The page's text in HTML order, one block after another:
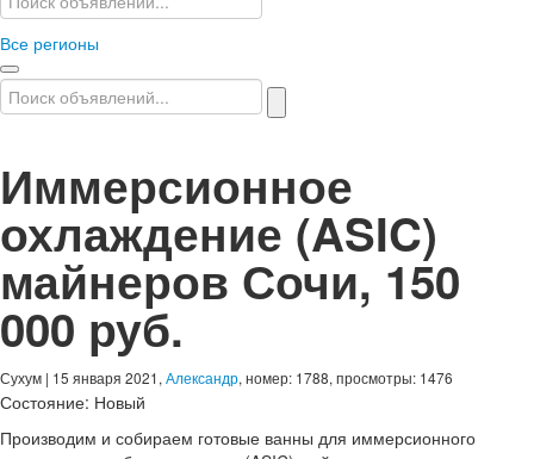
Все регионы
Иммерсионное
охлаждение (ASIC)
майнеров Сочи, 150
000 руб.
Сухум | 15 января 2021, Александр, номер: 1788, просмотры: 1476
Состояние: Новый
Производим и собираем готовые ванны для иммерсионного